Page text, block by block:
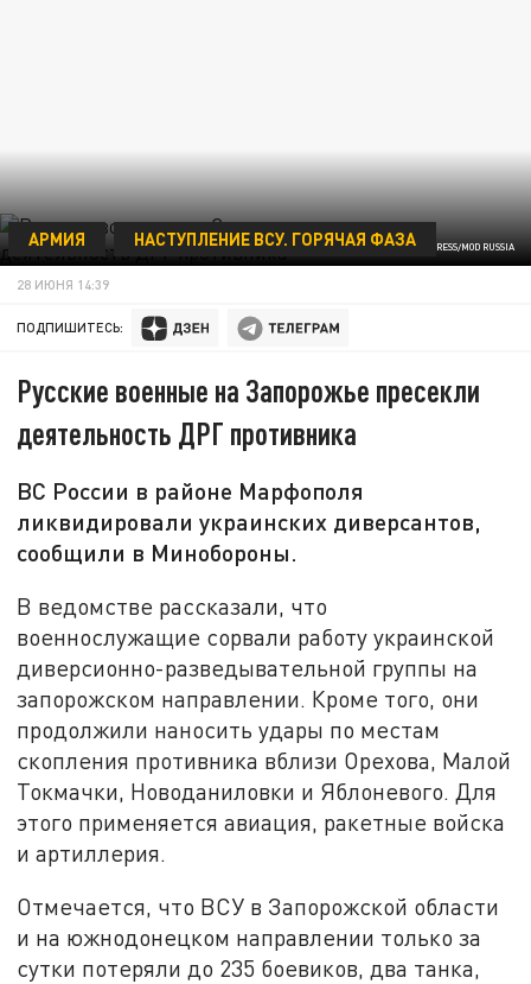
/GLOBALLOOKPRESS/MOD RUSSIA
АРМИЯ НАСТУПЛЕНИЕ ВСУ. ГОРЯЧАЯ ФАЗА
28 ИЮНЯ 14:39
ПОДПИШИТЕСЬ:
Русские военные на Запорожье пресекли
деятельность ДРГ противника
ВС России в районе Марфополя
ликвидировали украинских диверсантов,
сообщили в Минобороны.
В ведомстве рассказали, что
военнослужащие сорвали работу украинской
диверсионно-разведывательной группы на
запорожском направлении. Кроме того, они
продолжили наносить удары по местам
скопления противника вблизи Орехова, Малой
Токмачки, Новоданиловки и Яблоневого. Для
этого применяется авиация, ракетные войска
и артиллерия.
Отмечается, что ВСУ в Запорожской области
и на южнодонецком направлении только за
сутки потеряли до 235 боевиков, два танка,